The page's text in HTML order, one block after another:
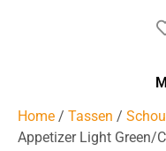
Home / Tassen /
Appetizer Light Green/